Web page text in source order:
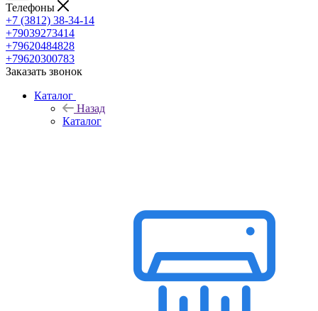
Телефоны
+7 (3812) 38-34-14
+79039273414
+79620484828
+79620300783
Заказать звонок
Каталог
Назад
Каталог